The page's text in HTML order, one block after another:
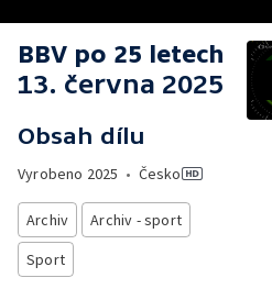
BBV po 25 letech
13. června 2025
Obsah dílu
Vyrobeno 2025 • Česko
Archiv
Archiv - sport
Sport